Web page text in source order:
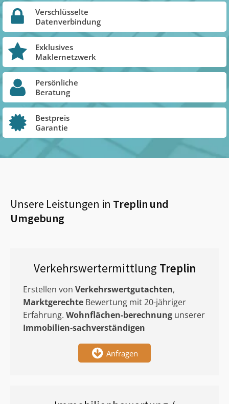
Verschlüsselte
Datenverbindung
Exklusives
Maklernetzwerk
Persönliche
Beratung
Bestpreis
Garantie
Unsere Leistungen in Treplin und
Umgebung
Verkehrswertermittlung Treplin
Erstellen von Verkehrswertgutachten,
Marktgerechte Bewertung mit 20-jähriger
Erfahrung. Wohnflächen-berechnung unserer
Immobilien-sachverständigen
Anfragen